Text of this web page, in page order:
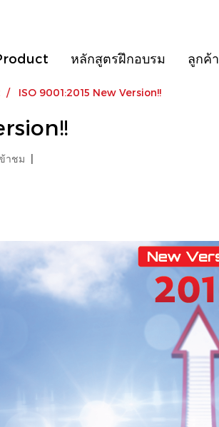
หลักสูตรฝึกอบรม ลูกค้า
ISO 9001:2015 New Version!!
าชม